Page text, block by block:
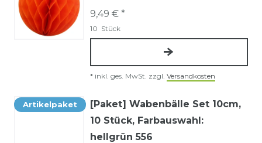
9,49 € *
10 Stück
* inkl. ges. MwSt. zzgl. Versandkosten
Artikelpaket
[Paket] Wabenbälle Set 10cm,
10 Stück, Farbauswahl:
hellgrün 556